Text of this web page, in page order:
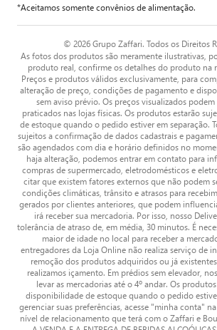
*Aceitamos somente convênios de alimentação.
© 2026 Grupo Zaffari. Todos os Direitos
As fotos dos produtos são meramente ilustrativas,
produto real, confirme os detalhes do produto na
Preços e produtos válidos exclusivamente, para
alteração de preço, condições de pagamento e
sem aviso prévio. Os preços visualizados
praticados nas lojas físicas. Os produtos estarão
de estoque quando o pedido estiver em separação.
sujeitos a confirmação de dados cadastrais e
são agendados com dia e horário definidos no
haja alteração, podemos entrar em contato para
compras de supermercado, eletrodomésticos e
citar que existem fatores externos que não podem
condições climáticas, trânsito e atrasos para
gerados por clientes anteriores, que podem
irá receber sua mercadoria. Por isso, nosso
tolerância de atraso de, em média, 30 minutos. É
maior de idade no local para receber a
entregadores da Loja Online não realiza serviço de
remoção dos produtos adquiridos ou já
realizamos içamento. Em prédios sem elevador,
levar as mercadorias até o 4º andar. Os
disponibilidade de estoque quando o pedido
gerenciar suas preferências, acesse "minha conta"
nível de relacionamento que terá com o Zaffari e